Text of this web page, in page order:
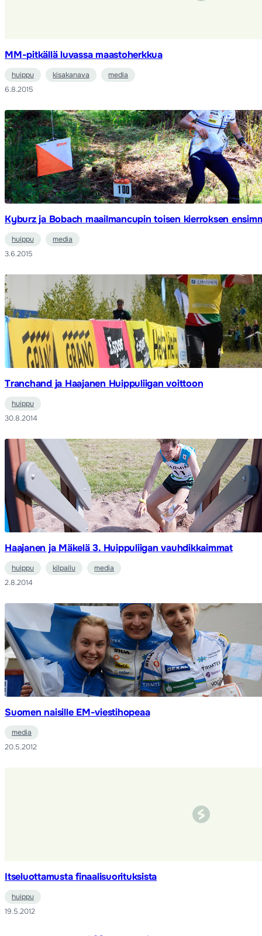
MM-pitkällä luvassa maastoherkkua
huippu kisakanava
media
6.8.2015
Kyburz ja Bobach maailmancupin toisen kierroksen
huippu
media
3.6.2015
Tranchand ja Haajanen Huippuliigan voittoon
huippu
30.8.2014
Haajanen ja Mäkelä 3. Huippuliigan vauhdikkaimmat
huippu kilpailu
media
2.8.2014
Suomen naisille EM-viestihopeaa
media
20.5.2012
Itseluottamusta finaalisuorituksista
huippu
19.5.2012